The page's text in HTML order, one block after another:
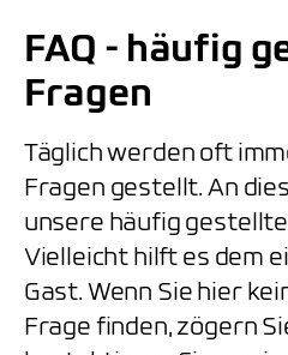
FAQ - häufig
Fragen
Täglich werden oft
Fragen gestellt. An
unsere häufig
Vielleicht hilft es dem
Gast. Wenn Sie hier
Frage finden, zögern